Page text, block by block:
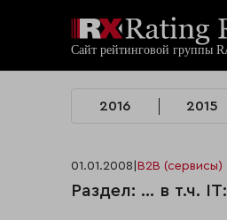
2016 2015
01.01.2008 B2B (сервисы)
Раздел: ... в т.ч.